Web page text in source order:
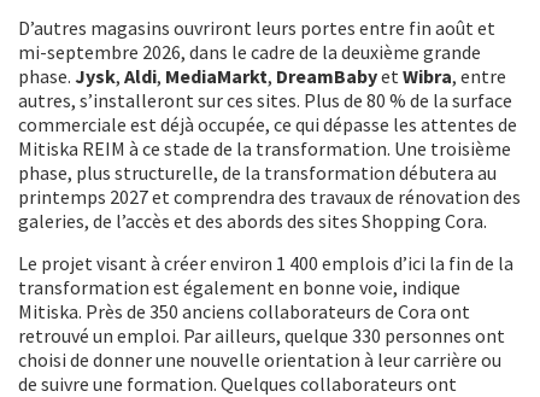
D’autres magasins ouvriront leurs portes entre fin août et
mi-septembre 2026, dans le cadre de la deuxième grande
phase. Jysk, Aldi, MediaMarkt, DreamBabyetWibra, entre
autres, s’installeront sur ces sites. Plus de 80 % de la surface
commerciale est déjà occupée, ce qui dépasse les attentes de
Mitiska REIM à ce stade de la transformation. Une troisième
phase, plus structurelle, de la transformation débutera au
printemps 2027 et comprendra des travaux de rénovation des
galeries, de l’accès et des abords des sites Shopping Cora.
Le projet visant à créer environ 1 400 emplois d’ici la fin de la
transformation est également en bonne voie, indique
Mitiska. Près de 350 anciens collaborateurs de Cora ont
retrouvé un emploi. Par ailleurs, quelque 330 personnes ont
choisi de donner une nouvelle orientation à leur carrière ou
de suivre une formation. Quelques collaborateurs ont